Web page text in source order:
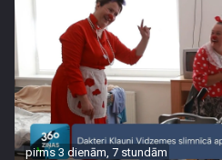
pirms 3 dienām, 7 stundām